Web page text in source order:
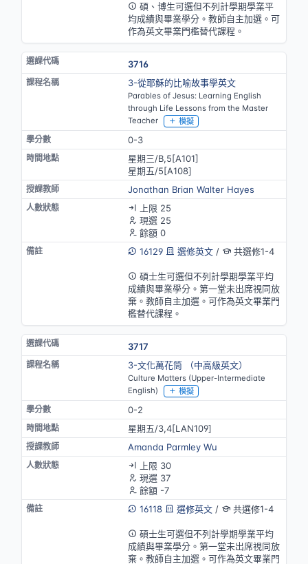
碩、博生可選但不列計學期學業平
均成績與畢業學分。教師自主加選。可
作為英文畢業門檻替代課程。
3716
3-從耶穌的比喻故事學英文
Parables of Jesus: Learning English
through Life Lessons from the Master
Teacher
模擬
0-3
星期三/B,5[A101]
星期五/5[A108]
Jonathan Brian Walter Hayes
上限 25
現選 25
餘額 0
16129
選修英文/ 共選修1-4
碩士生可選但不列計學期學業平均
成績與畢業學分。第一堂未出席視同放
棄。教師自主加選。可作為英文畢業門
檻替代課程。
3717
3-文化萬花筒 （中高級英文）
Culture Matters (Upper-Intermediate
English)
模擬
0-2
星期五/3,4[LAN109]
Amanda Parmley Wu
上限 30
現選 37
餘額 -7
16118
選修英文/ 共選修1-4
碩士生可選但不列計學期學業平均
成績與畢業學分。第一堂未出席視同放
棄。教師自主加選。可作為英文畢業門